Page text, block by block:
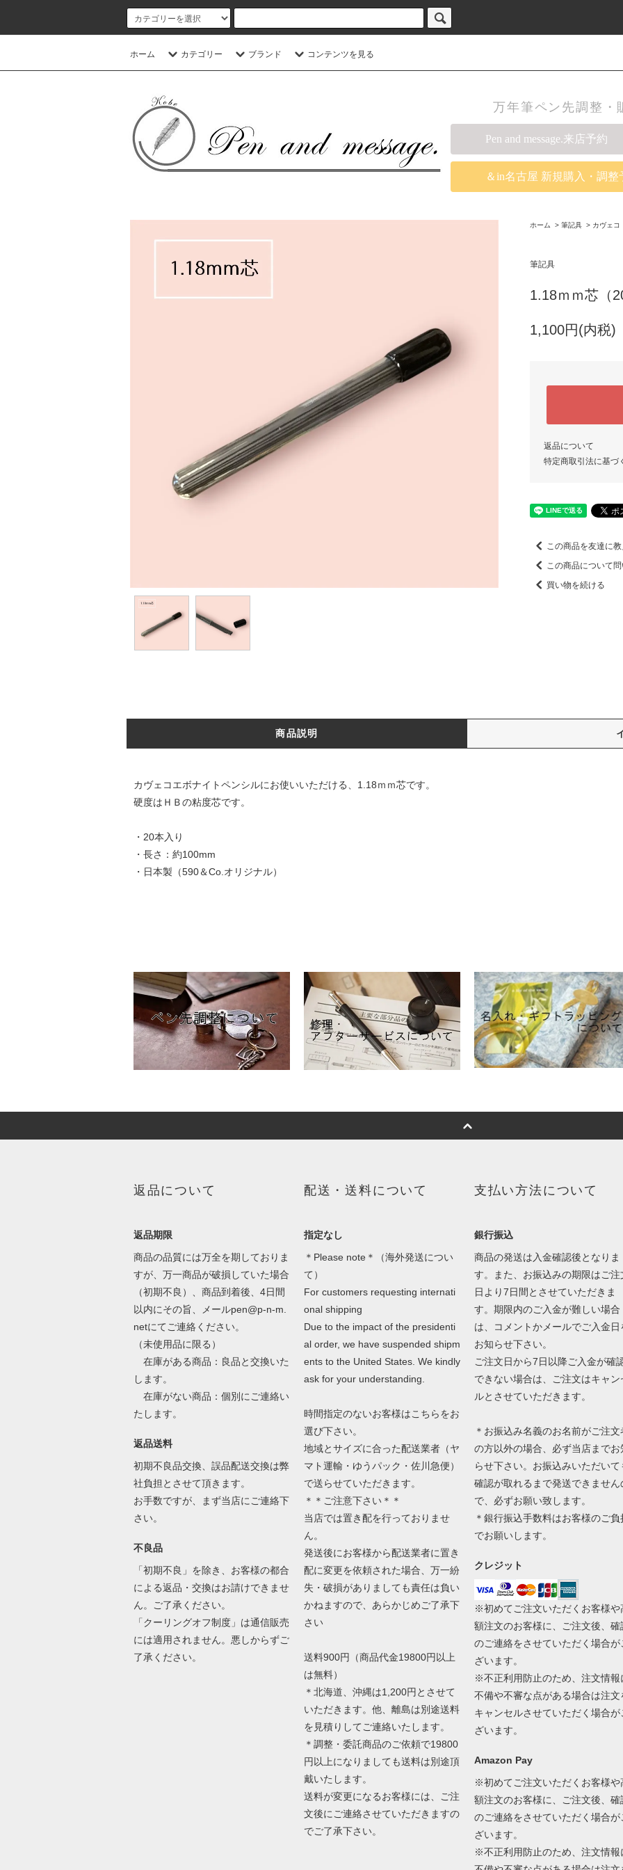
ホーム カテゴリー ブランド コンテンツを見る
万年筆ペン先調整
Pen and message.来店予約
＆in名古屋 新規購入・調整
ホーム > 筆記具 > カヴェコ
筆記具
1.18ｍｍ芯（
1,100円(内税)
返品について
特定商取引法に基づ
この商品を友達に
この商品について
買い物を続ける
商品説明
カヴェコエボナイトペンシルにお使いいただける、1.18ｍｍ芯です。
硬度はＨＢの粘度芯です。
・20本入り
・長さ：約100mm
・日本製（590＆Co.オリジナル）
返品について
返品期限
商品の品質には万全を期しておりま
すが、万一商品が破損していた場合
（初期不良）、商品到着後、4日間
以内にその旨、メールpen@p-n-m.
netにてご連絡ください。
（未使用品に限る）
在庫がある商品：良品と交換いた
します。
在庫がない商品：個別にご連絡い
たします。
返品送料
初期不良品交換、誤品配送交換は弊
社負担とさせて頂きます。
お手数ですが、まず当店にご連絡下
さい。
不良品
「初期不良」を除き、お客様の都合
による返品・交換はお請けできませ
ん。ご了承ください。
「クーリングオフ制度」は通信販売
には適用されません。悪しからずご
了承ください。
配送・送料について
指定なし
＊Please note＊（海外発送につい
て）
For customers requesting internati
onal shipping
Due to the impact of the presidenti
al order, we have suspended shipm
ents to the United States. We kindly
ask for your understanding.
時間指定のないお客様はこちらをお
選び下さい。
地域とサイズに合った配送業者（ヤ
マト運輸・ゆうパック・佐川急便）
で送らせていただきます。
＊＊ご注意下さい＊＊
当店では置き配を行っておりませ
ん。
発送後にお客様から配送業者に置き
配に変更を依頼された場合、万一紛
失・破損がありましても責任は負い
かねますので、あらかじめご了承下
さい
送料900円（商品代金19800円以上
は無料）
＊北海道、沖縄は1,200円とさせて
いただきます。他、離島は別途送料
を見積りしてご連絡いたします。
＊調整・委託商品のご依頼で19800
円以上になりましても送料は別途頂
戴いたします。
送料が変更になるお客様には、ご注
文後にご連絡させていただきますの
でご了承下さい。
支払い方法について
銀行振込
商品の発送は入金確認後となりま
す。また、お振込みの期限はご注
日より7日間とさせていただきま
す。期限内のご入金が難しい場合
は、コメントかメールでご入金日
お知らせ下さい。
ご注文日から7日以降ご入金が確
できない場合は、ご注文はキャン
ルとさせていただきます。
＊お振込み名義のお名前がご注文
の方以外の場合、必ず当店までお
らせ下さい。お振込みいただいて
確認が取れるまで発送できません
で、必ずお願い致します。
＊銀行振込手数料はお客様のご負
でお願いします。
クレジット
※初めてご注文いただくお客様や
額注文のお客様に、ご注文後、確
のご連絡をさせていただく場合が
ざいます。
※不正利用防止のため、注文情報
不備や不審な点がある場合は注文
キャンセルさせていただく場合が
ざいます。
Amazon Pay
※初めてご注文いただくお客様や
額注文のお客様に、ご注文後、確
のご連絡をさせていただく場合が
ざいます。
※不正利用防止のため、注文情報